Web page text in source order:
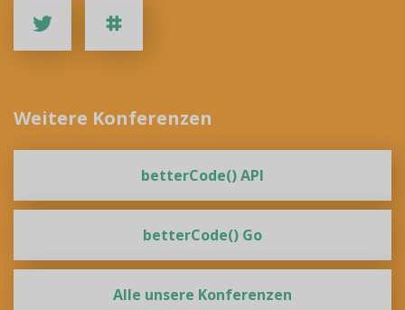
Weitere Konferenzen
betterCode() API
betterCode() Go
Alle unsere Konferenzen